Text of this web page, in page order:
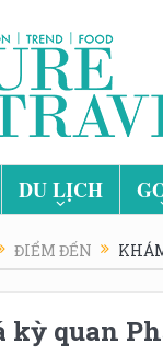
DU LỊCH
ĐIỂM ĐẾN
kỳ quan